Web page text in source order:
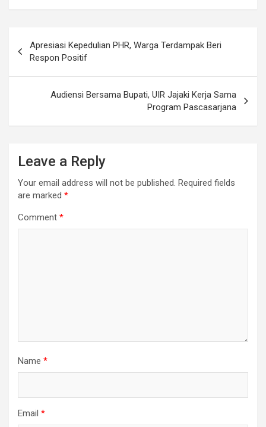
navigation
Apresiasi Kepedulian PHR, Warga Terdampak Beri
Respon Positif
Audiensi Bersama Bupati, UIR Jajaki Kerja Sama
Program Pascasarjana
Leave a Reply
Your email address will not be published. Required fields
are marked *
Comment *
Name *
Email *